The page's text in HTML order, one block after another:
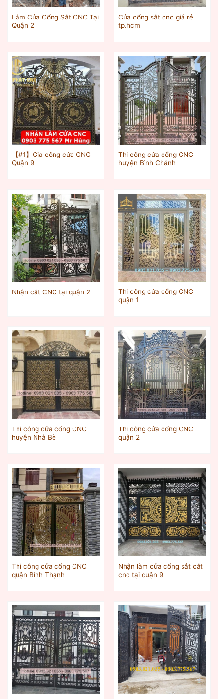
Làm Cửa Cổng Sắt CNC Tại
Quận 2
Cửa cổng sắt cnc giá rẻ
tp.hcm
【#1】Gia công cửa CNC
Quận 9
Thi công cửa cổng CNC
huyện Bình Chánh
Nhận cắt CNC tại quận 2
Thi công cửa cổng CNC
quận 1
Thi công cửa cổng CNC
huyện Nhà Bè
Thi công cửa cổng CNC
quận 2
Thi công cửa cổng CNC
quận Bình Thạnh
Nhận làm cửa cổng sắt cắt
cnc tại quận 9